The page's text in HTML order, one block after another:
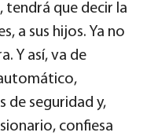
tendrá que decir la
a sus hijos. Ya no
Y así, va de
de seguridad y,
confiesa